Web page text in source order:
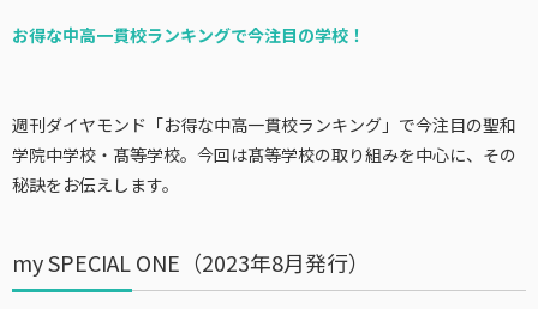
お得な中高一貫校ランキングで今注目の学校！
週刊ダイヤモンド「お得な中高一貫校ランキング」で今注目の聖和
学院中学校・髙等学校。今回は髙等学校の取り組みを中心に、その
秘訣をお伝えします。
my SPECIAL ONE（2023年8月発行）